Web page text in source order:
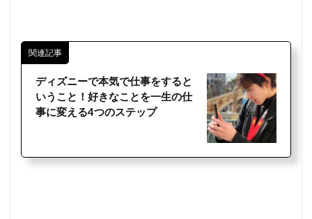
関連記事
ディズニーで本気で仕事をすると
いうこと！好きなことを一生の仕
事に変える4つのステップ